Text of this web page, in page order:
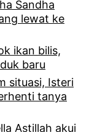
Sandha
lewat ke
ikan bilis,
baru
situasi, Isteri
tanya
Astillah akui